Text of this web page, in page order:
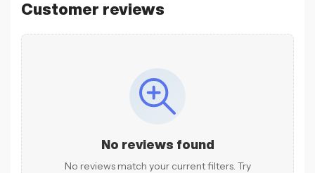
Customer reviews
No reviews found
No reviews match your current filters. Try